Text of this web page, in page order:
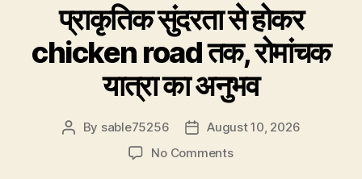
प्राकृतिक सुंदरता से होकर
chicken road तक, रोमांचक
यात्रा का अनुभव
Post
By sable75256
PostAugust 10, 2026
No Commentson